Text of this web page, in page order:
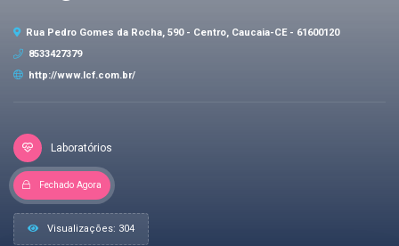
Rua Pedro Gomes da Rocha, 590 - Centro, Caucaia-CE - 61600120
8533427379
http://www.lcf.com.br/
Laboratórios
Fechado Agora
Visualizações: 304